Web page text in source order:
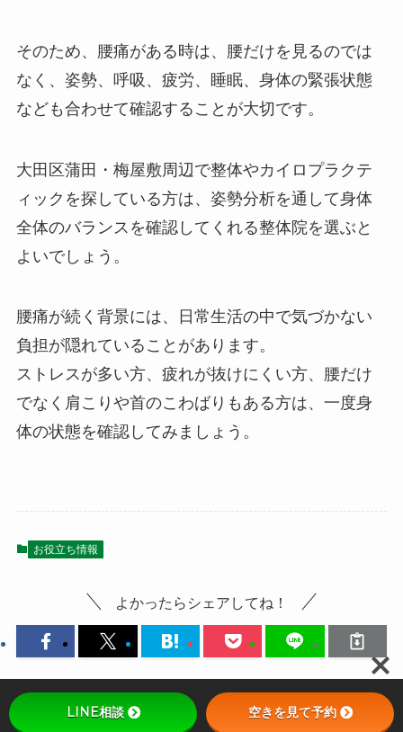
そのため、腰痛がある時は、腰だけを見るのでは
なく、姿勢、呼吸、疲労、睡眠、身体の緊張状態
なども合わせて確認することが大切です。
大田区蒲田・梅屋敷周辺で整体やカイロプラクテ
ィックを探している方は、姿勢分析を通して身体
全体のバランスを確認してくれる整体院を選ぶと
よいでしょう。
腰痛が続く背景には、日常生活の中で気づかない
負担が隠れていることがあります。
ストレスが多い方、疲れが抜けにくい方、腰だけ
でなく肩こりや首のこわばりもある方は、一度身
体の状態を確認してみましょう。
お役立ち情報
よかったらシェアしてね！
LINE相談 空きを見て予約